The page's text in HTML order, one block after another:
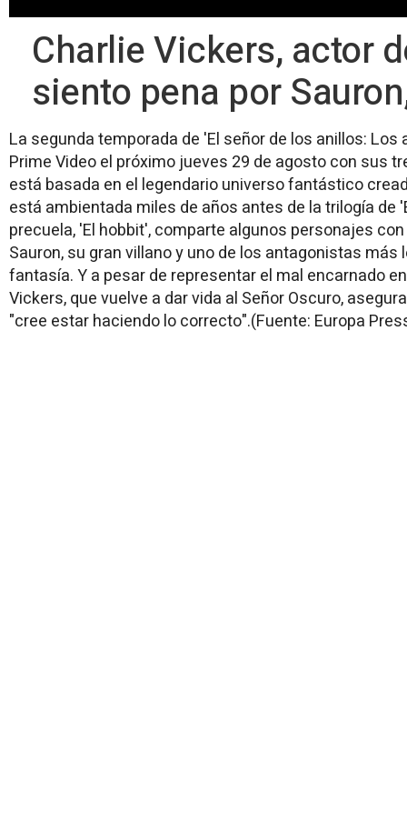
Charlie Vickers, actor
siento pena por
La segunda temporada de 'El señor de los anillos:
Prime Video el próximo jueves 29 de agosto con sus
está basada en el legendario universo fantástico
está ambientada miles de años antes de la trilogía de
precuela, 'El hobbit', comparte algunos personajes
Sauron, su gran villano y uno de los antagonistas más
fantasía. Y a pesar de representar el mal encarnado
Vickers, que vuelve a dar vida al Señor Oscuro,
"cree estar haciendo lo correcto".(Fuente: Europa